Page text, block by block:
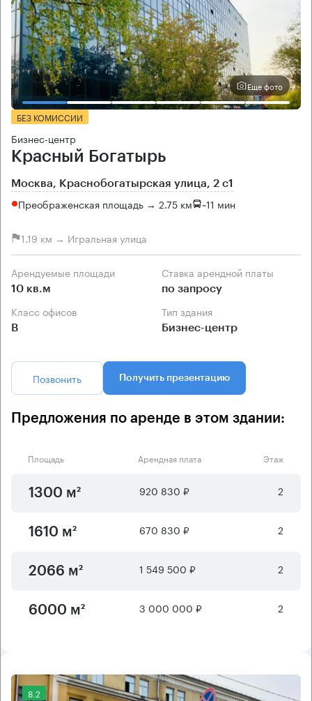
Еще фото
БЕЗ КОМИССИИ
Бизнес-центр
Красный Богатырь
Москва, Краснобогатырская улица, 2 с1
Преображенская площадь → 2.75 км ~11 мин
1.19 км → Игральная улица
Арендуемые площади
10 кв.м
Ставка арендной платы
по запросу
Класс офисов
B
Тип здания
Бизнес-центр
Позвонить Получить презентацию
Предложения по аренде в этом здании:
Площадь Арендная плата Этаж
1300 м² 920 830 ₽ 2
1610 м² 670 830 ₽ 2
2066 м² 1 549 500 ₽ 2
6000 м² 3 000 000 ₽ 2
8.2